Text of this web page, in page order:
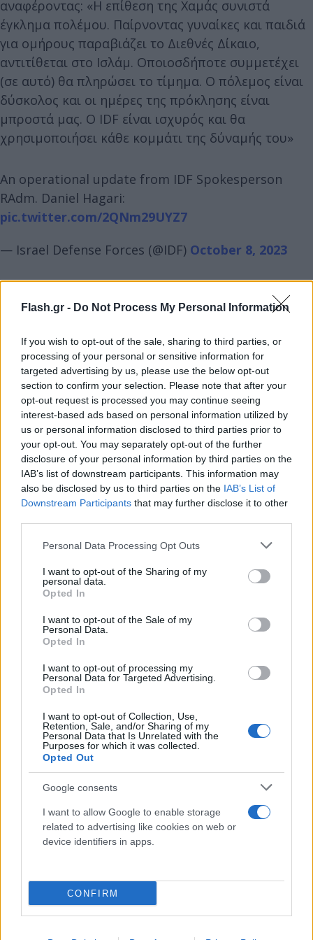
Flash.gr - Do Not Process My Personal Information
If you wish to opt-out of the sale, sharing to third parties, or
processing of your personal or sensitive information for
targeted advertising by us, please use the below opt-out
section to confirm your selection. Please note that after your
opt-out request is processed you may continue seeing
interest-based ads based on personal information utilized by
us or personal information disclosed to third parties prior to
your opt-out. You may separately opt-out of the further
disclosure of your personal information by third parties on the
IAB’s list of downstream participants. This information may
also be disclosed by us to third parties on the IAB’s List of
Downstream Participants that may further disclose it to other
Please note that this website/app uses one or more Google
not limited to your visit or usage behaviour. You may click to
grant or deny consent to Google and its third-party tags to
use your data for below specified purposes in below Google
consent section.
Personal Data Processing Opt Outs
I want to opt-out of the Sharing of my
personal data.
Opted In
I want to opt-out of the Sale of my
Personal Data.
Opted In
I want to opt-out of processing my
Personal Data for Targeted Advertising.
Opted In
I want to opt-out of Collection, Use,
Retention, Sale, and/or Sharing of my
Personal Data that Is Unrelated with the
Purposes for which it was collected.
Opted Out
Google consents
I want to allow Google to enable storage
related to advertising like cookies on web or
device identifiers in apps.
CONFIRM
αναφέροντας: «Η επίθεση της Χαμάς συνιστά
έγκλημα πολέμου. Παίρνοντας γυναίκες και παιδιά
για ομήρους παραβιάζει το Διεθνές Δίκαιο,
αντιτίθεται στο Ισλάμ. Οποιοσδήποτε συμμετέχει
(σε αυτό) θα πληρώσει το τίμημα. Ο πόλεμος είναι
δύσκολος και οι ημέρες της πρόκλησης είναι
μπροστά μας. Ο IDF είναι ισχυρός και θα
χρησιμοποιήσει κάθε κομμάτι της δύναμής του»
An operational update from IDF Spokesperson
RAdm. Daniel Hagari:
pic.twitter.com/2QNm29UYZ7
— Israel Defense Forces (@IDF) October 8, 2023
Σύμφωνα με τον σχεδιασμό της επιχείρησης
«Σιδερένια Σπαθιά» , ο ισραηνινός στρατός
πραγματοποιεί επιχειρήσεις εκκαθάρισης στους
οικισμούς και της πόλης που εισέβαλαν οι
Παλαιστίνιοι μαχητές προκειμένου να
εξουδετερώσει θήλακες της Χαμάς αλλά και να
απελευθερώσει ομήρους, όπως έγινε το βράδυ του
Οφακίμ. Ταυτόχρονα δόθηκε εντολή να
εκκενωθούν οι κατοικημένες περιοχές κοντά στα
σύνορα με τη Γάζα το επόμενο 24ωρο καθώς